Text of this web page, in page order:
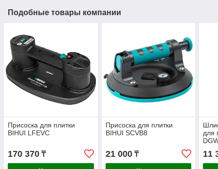
Подобные товары компании
Присоска для плитки
BIHUI LFEVC
170 370 ₸
Присоска для плитки
BIHUI SCVB8
21 000₸
для
11